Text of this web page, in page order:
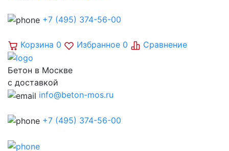
+7 (495) 374-56-00
Корзина 0 Избранное 0 Сравнение
Бетон в Москве
с доставкой
info@beton-mos.ru
+7 (495) 374-56-00